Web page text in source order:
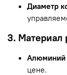
Диаметр
3. Материал
Алюминий
цене.